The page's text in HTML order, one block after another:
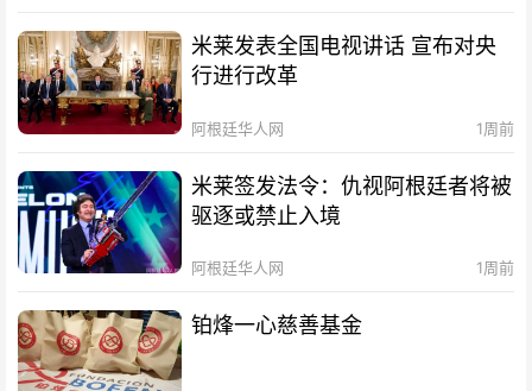
米莱发表全国电视讲话 宣布对央
行进行改革
阿根廷华人网 1周前
米莱签发法令：仇视阿根廷者将被
驱逐或禁止入境
阿根廷华人网 1周前
铂烽一心慈善基金